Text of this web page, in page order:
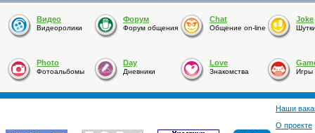
Видео
Видеоролики
Форум
Форум общения
Chat
Общение on-line
Joke
Photo
Фотоальбомы
Day
Дневники
Love
Знакомства Игры
Наши
О проекте